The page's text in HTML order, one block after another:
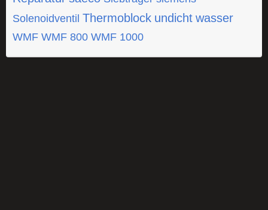
Solenoidventil Thermoblock undicht wasser
WMF WMF 800 WMF 1000